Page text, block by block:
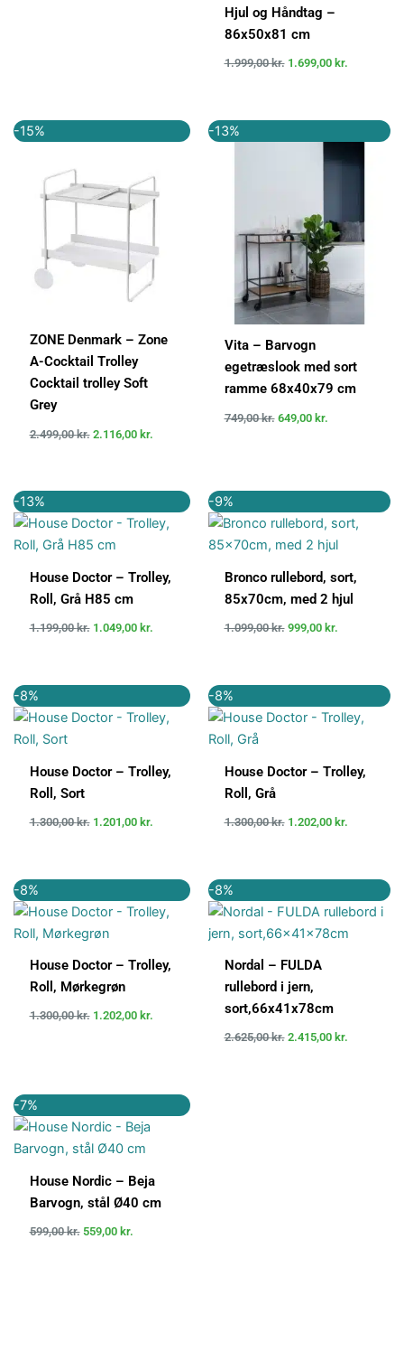
Hjul og Håndtag –
86x50x81 cm
1.999,00kr. 1.699,00 kr.
-15%
ZONE Denmark – Zone
A-Cocktail Trolley
Cocktail trolley Soft
Grey
2.499,00kr.
oprindelige
2.499,00 kr..
2.116,00 kr.
aktuelle
2.116,00 kr..
-13%
Vita – Barvogn
egetræslook med sort
ramme 68x40x79 cm
749,00kr.
oprindelige
649,00 kr.
aktuelle
pris
-13%
House Doctor – Trolley,
Roll, Grå H85 cm
1.199,00kr.
oprindelige
pris
var:
1.049,00 kr.
aktuelle
pris
-9%
Bronco rullebord, sort,
85x70cm, med 2 hjul
1.099,00kr.
oprindelige
pris
var:
999,00 kr.
aktuelle
pris
er:
-8%
House Doctor – Trolley,
Roll, Sort
1.300,00kr.
oprindelige
pris
1.201,00 kr.
aktuelle
pris
-8%
House Doctor – Trolley,
Roll, Grå
1.300,00kr.
oprindelige
pris
1.202,00 kr.
aktuelle
pris
-8%
House Doctor – Trolley,
Roll, Mørkegrøn
1.300,00kr.
oprindelige
pris
var:
1.202,00 kr.
aktuelle
pris
-8%
Nordal – FULDA
rullebord i jern,
sort,66x41x78cm
2.625,00kr.
oprindelige
pris
var:
2.415,00 kr.
aktuelle
pris
er:
-7%
House Nordic – Beja
Barvogn, stål Ø40 cm
599,00kr.
oprindelige
pris
var:
559,00 kr.
aktuelle
pris
er: